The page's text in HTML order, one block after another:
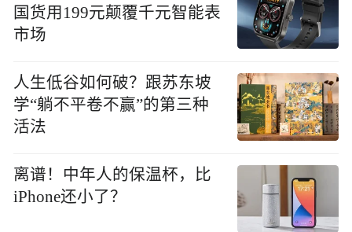
国货用199元颠覆千元智能表
市场
人生低谷如何破？跟苏东坡
学“躺不平卷不赢”的第三种
活法
离谱！中年人的保温杯，比
iPhone还小了？